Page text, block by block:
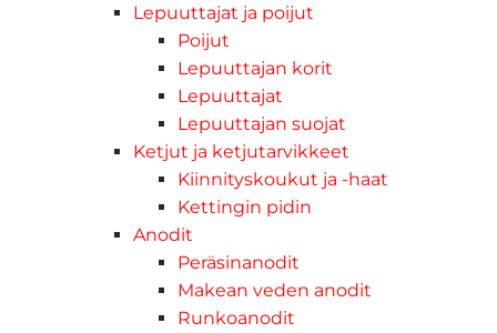
Lepuuttajat ja poijut
Poijut
Lepuuttajan korit
Lepuuttajat
Lepuuttajan suojat
Ketjut ja ketjutarvikkeet
Kiinnityskoukut ja -haat
Kettingin pidin
Anodit
Peräsinanodit
Makean veden anodit
Runkoanodit